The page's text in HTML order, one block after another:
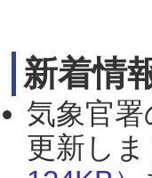
新着情
気象官
更新し